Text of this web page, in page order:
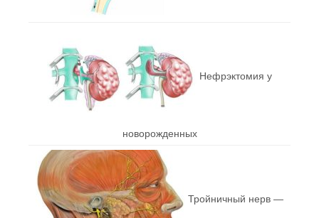
Нефрэктомия у
новорожденных
Тройничный нерв —